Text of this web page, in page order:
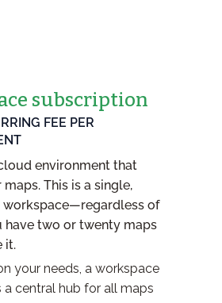
subscription
FEE PER
environment that
This is a single,
workspace—regardless of
have two or twenty maps
it.
your needs, a workspace
a central hub for all maps